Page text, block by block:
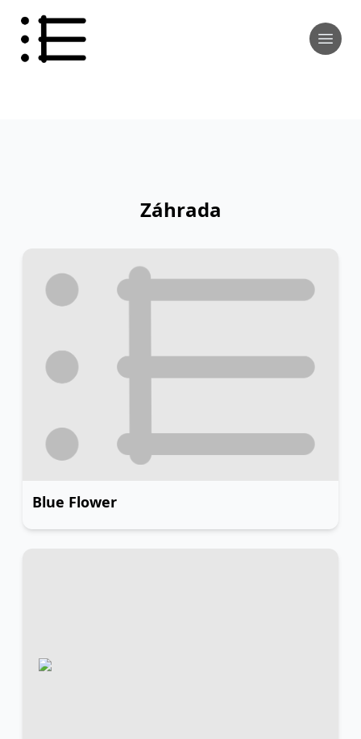
Záhrada
Blue Flower